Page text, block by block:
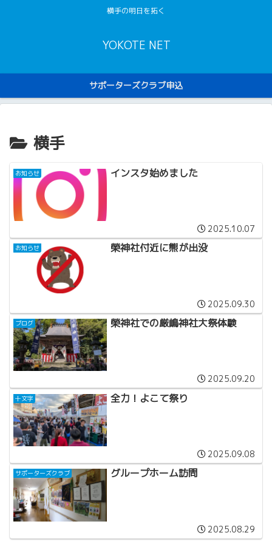
横手の明日を拓く
YOKOTE NET
サポーターズクラブ申込
横手
お知らせ インスタ始めました
2025.10.07
お知らせ 榮神社付近に熊が出没
2025.09.30
ブログ 榮神社での厳嶋神社大祭体験
2025.09.20
十文字 全力！よこて祭り
2025.09.08
サポーターズクラブ グループホーム訪問
2025.08.29